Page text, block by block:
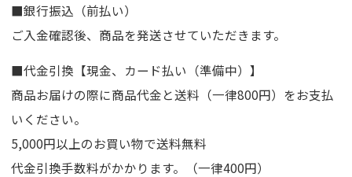
■銀行振込（前払い）
ご入金確認後、商品を発送させていただきます。
■代金引換【現金、カード払い（準備中）】
商品お届けの際に商品代金と送料（一律800円）をお支払
いください。
5,000円以上のお買い物で送料無料
代金引換手数料がかかります。（一律400円）